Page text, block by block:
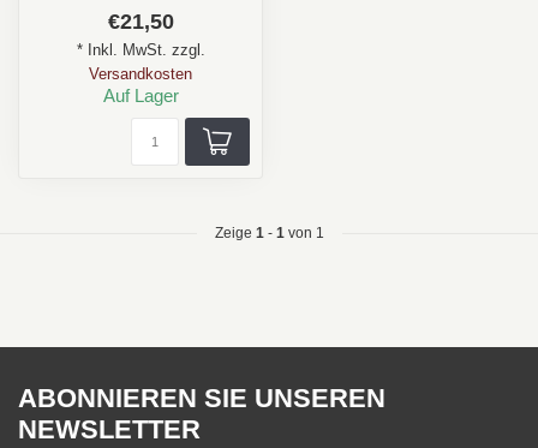
Aroma: Cremig,
Eichenholz, Fruchti...
€21,50
* Inkl. MwSt. zzgl.
Versandkosten
Auf Lager
Zeige 1 - 1 von 1
ABONNIEREN SIE UNSEREN
NEWSLETTER